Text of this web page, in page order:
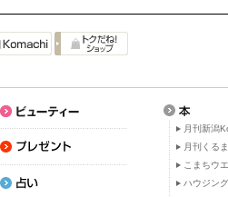
月刊新潟
月刊くる
こまちウ
ハウジン